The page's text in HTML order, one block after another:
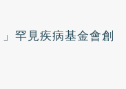
罕見疾病基金會創